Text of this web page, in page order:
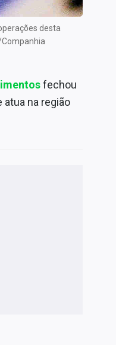
desta
fechou
atua na região